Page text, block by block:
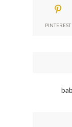
PINTEREST